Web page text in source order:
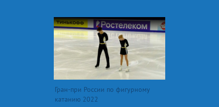
Гран-при России по фигурному
катанию 2022